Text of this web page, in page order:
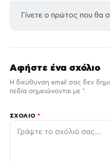
Γίνετε ο πρώτος που θα
Αφήστε ένα σχόλιο
Η διεύθυνση email σας δεν
πεδία σημειώνονται με *.
ΣΧΌΛΙΟ*